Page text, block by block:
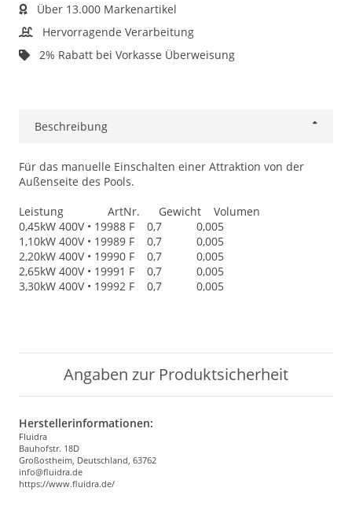
Über 13.000 Markenartikel
Hervorragende Verarbeitung
2% Rabatt bei Vorkasse Überweisung
Beschreibung
Für das manuelle Einschalten einer Attraktion von der
Außenseite des Pools.
Leistung ArtNr. Gewicht Volumen
0,45kW 400V • 19988 F 0,7 0,005
1,10kW 400V • 19989 F 0,7 0,005
2,20kW 400V • 19990 F 0,7 0,005
2,65kW 400V • 19991 F 0,7 0,005
3,30kW 400V • 19992 F 0,7 0,005
Angaben zur Produktsicherheit
Herstellerinformationen:
Fluidra
Bauhofstr. 18D
Großostheim, Deutschland, 63762
info@fluidra.de
https://www.fluidra.de/